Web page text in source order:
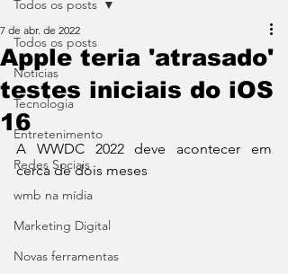
Todos os posts
Notícias
Tecnologia
Entretenimento
Redes Sociais
wmb na mídia
Marketing Digital
Novas ferramentas
Todos os posts
Apple teria 'atrasado'
testes iniciais do iOS
16
7 de abr. de 2022
A WWDC 2022 deve acontecer em
cerca de dois meses